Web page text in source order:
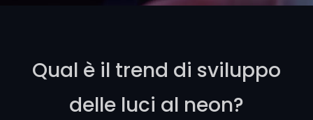
Qual è il trend di sviluppo
delle luci al neon?